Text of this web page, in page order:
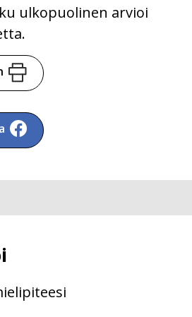
ulkopuolinen arvioi